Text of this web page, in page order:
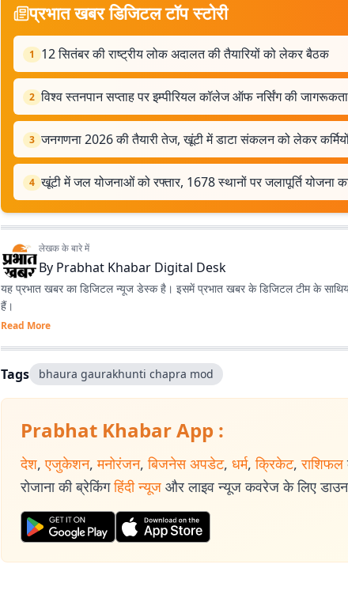
प्रभात खबर डिजिटल टॉप स्टोरी
1 12 सितंबर की राष्ट्रीय लोक अदालत की तैयारियों को लेकर बैठक
2 विश्व स्तनपान सप्ताह पर इम्पीरियल कॉलेज ऑफ नर्सिंग की
3 जनगणना 2026 की तैयारी तेज, खूंटी में डाटा संकलन को लेकर
4 खूंटी में जल योजनाओं को रफ्तार, 1678 स्थानों पर जलापूर्ति
लेखक के बारे में
By Prabhat Khabar Digital Desk
यह प्रभात खबर का डिजिटल न्यूज डेस्क है। इसमें प्रभात खबर के डिजिटल टीम के
हैं।
Read More
Tags bhaura gaurakhunti chapra mod
Prabhat Khabar App :
देश, एजुकेशन, मनोरंजन, बिजनेस अपडेट, धर्म, क्रिकेट, राशिफल
रोजाना की ब्रेकिंग हिंदी न्यूज और लाइव न्यूज कवरेज के लिए